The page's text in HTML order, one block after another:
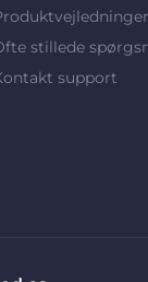
stillede
support